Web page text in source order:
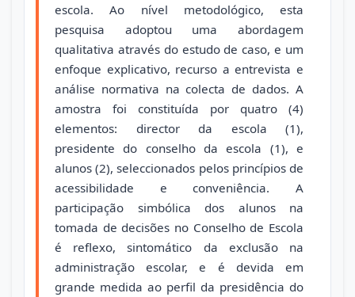
escola. Ao nível metodológico, esta
pesquisa adoptou uma abordagem
qualitativa através do estudo de caso, e um
enfoque explicativo, recurso a entrevista e
análise normativa na colecta de dados. A
amostra foi constituída por quatro (4)
elementos: director da escola (1),
presidente do conselho da escola (1), e
alunos (2), seleccionados pelos princípios de
acessibilidade e conveniência. A
participação simbólica dos alunos na
tomada de decisões no Conselho de Escola
é reflexo, sintomático da exclusão na
administração escolar, e é devida em
grande medida ao perfil da presidência do